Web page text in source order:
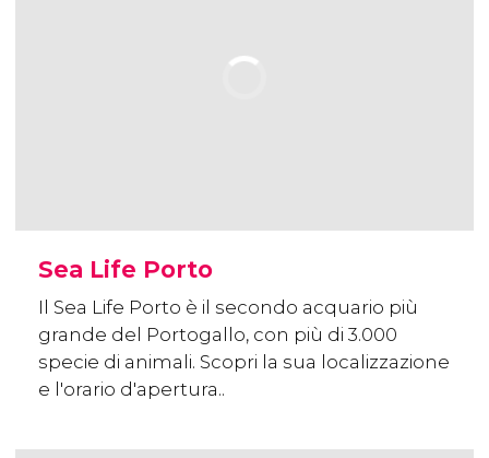
Sea Life Porto
Il Sea Life Porto è il secondo acquario più
grande del Portogallo, con più di 3.000
specie di animali. Scopri la sua localizzazione
e l'orario d'apertura..